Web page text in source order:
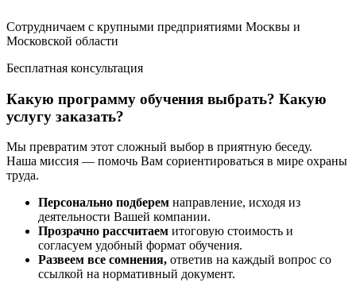
Сотрудничаем с крупными предприятиями Москвы и
Московской области
Бесплатная консультация
Какую программу обучения выбрать? Какую
услугу заказать?
Мы превратим этот сложный выбор в приятную беседу.
Наша миссия — помочь Вам сориентироваться в мире охраны
труда.
Персонально подберем направление, исходя из
деятельности Вашей компании.
Прозрачно рассчитаем итоговую стоимость и
согласуем удобный формат обучения.
Развеем все сомнения, ответив на каждый вопрос со
ссылкой на нормативный документ.